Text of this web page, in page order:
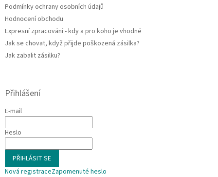
p
i
s
Podmínky ochrany osobních údajů
Hodnocení obchodu
Expresní zpracování - kdy a pro koho je vhodné
Jak se chovat, když přijde poškozená zásilka?
Jak zabalit zásilku?
Přihlášení
E-mail
Heslo
PŘIHLÁSIT SE
Nová registraceZapomenuté heslo